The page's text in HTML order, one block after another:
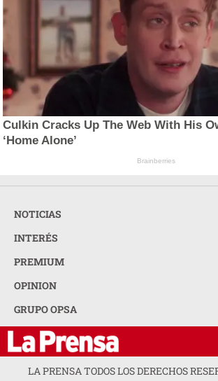
Culkin Cracks Up The Web With His
‘Home Alone’
Brainberries
NOTICIAS
INTERÉS
PREMIUM
OPINION
GRUPO OPSA
LA PRENSA TODOS LOS DERECHOS